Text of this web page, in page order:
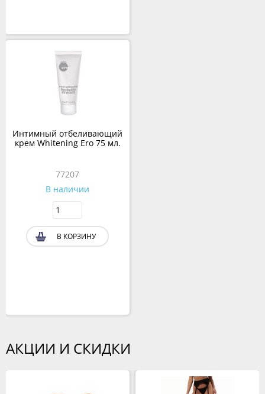
Интимный отбеливающий
крем Whitening Ero 75 мл.
77207
В наличии
В КОРЗИНУ
АКЦИИ И СКИДКИ